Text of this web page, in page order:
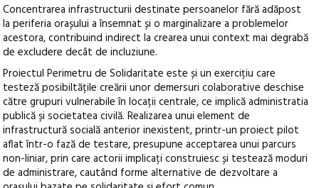
Concentrarea infrastructurii destinate persoanelor fără adăpost
la periferia orașului a însemnat și o marginalizare a problemelor
acestora, contribuind indirect la crearea unui context mai degrabă
de excludere decât de incluziune.
Proiectul Perimetru de Solidaritate este și un exercițiu care
testeză posibiltățile creării unor demersuri colaborative deschise
către grupuri vulnerabile în locații centrale, ce implică administratia
publică și societatea civilă. Realizarea unui element de
infrastructură socială anterior inexistent, printr-un proiect pilot
aflat într-o fază de testare, presupune acceptarea unui parcurs
non-liniar, prin care actorii implicați construiesc și testează moduri
de administrare, cautând forme alternative de dezvoltare a